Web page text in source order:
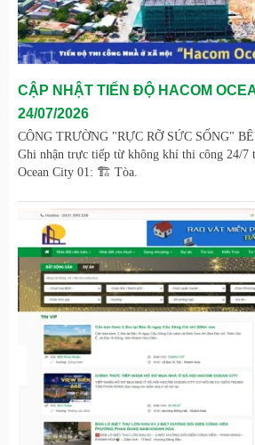
CẬP NHẬT TIẾN ĐỘ HACOM
24/07/2026
CÔNG TRƯỜNG "RỰC RỠ SỨC SỐNG"
Ghi nhận trực tiếp từ không khí thi công 24/7
Ocean City 01: 🏗️ Tòa.